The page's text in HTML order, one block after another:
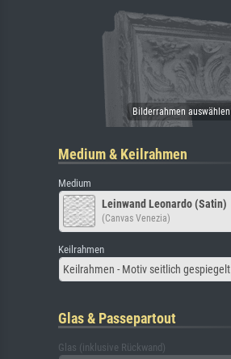
Medium & Keilrahmen
Medium
Leinwand Leonardo (Satin)
(Canvas Venezia)
Keilrahmen
Keilrahmen - Motiv seitlich gespiegelt
Glas & Passepartout
Glas (inklusive Rückwand)